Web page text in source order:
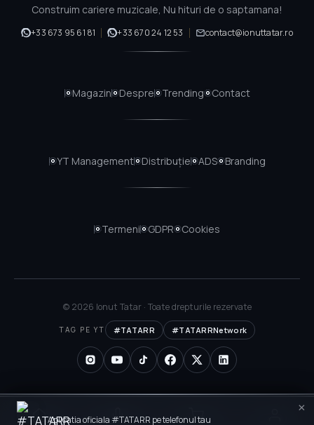
Conectează-te
Construim cariere muzicale, Nu hituri de o saptamana!
+33 673 95 61 81 +33 670 24 12 53 contact@ionuttatar.ro
Magazin Despre Trending Contact
YT Management Distribuție ADS Branding
Termeni GDPR Cookies
© 2026 Ionut Tatar · Toate drepturile rezervate
TAG PE YT #TATARR #TATARRNetwork
Aplicatia oficiala #TATARR pe telefonul tau
×